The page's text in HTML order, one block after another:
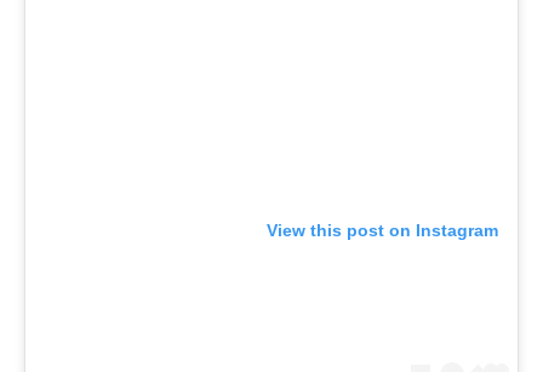
View this post on Instagram